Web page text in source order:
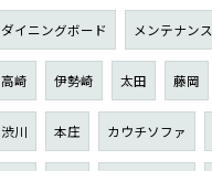
ダイニングボード メンテナンス
高崎 伊勢崎 太田 藤岡
渋川 本庄 カウチソファ